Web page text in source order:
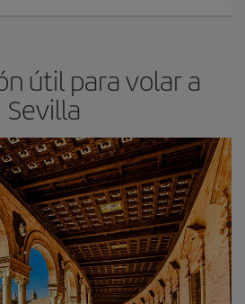
útil para volar a
Sevilla